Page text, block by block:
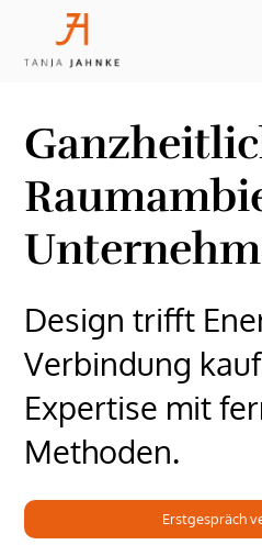
Design trifft
Verbindung
Expertise mit
Methoden.
Erstgespräch